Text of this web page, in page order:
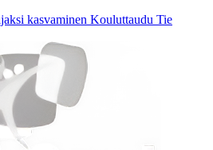
kasvaminen Kouluttaudu Tie